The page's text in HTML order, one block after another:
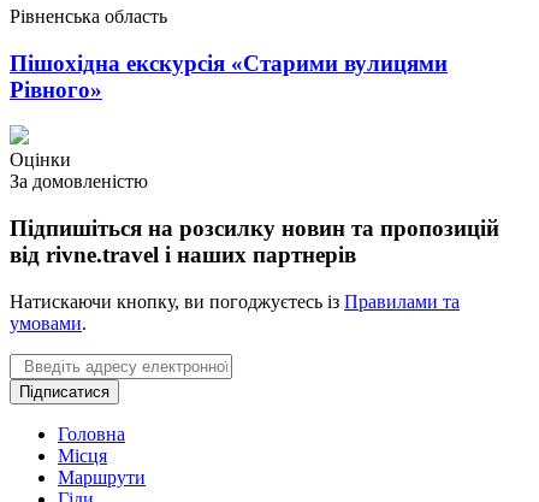
Рівненська область
Пішохідна екскурсія «Старими вулицями
Рівного»
Оцінки
За домовленістю
Підпишіться на розсилку новин та пропозицій
від rivne.travel і наших партнерів
Натискаючи кнопку, ви погоджуєтесь із Правилами та
умовами.
Email
Підписатися
Головна
Місця
Маршрути